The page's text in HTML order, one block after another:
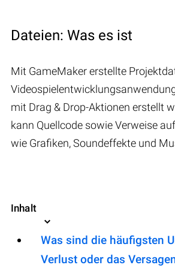
Dateien: Was es ist
Mit GameMaker erstellte
mit Drag & Drop-Aktionen erstellt
kann Quellcode sowie Verweise
wie Grafiken, Soundeffekte und
Inhalt
Was sind die häufigsten
Verlust oder das